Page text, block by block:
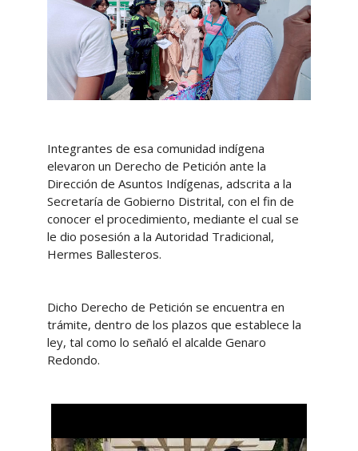
Integrantes de esa comunidad indígena
elevaron un Derecho de Petición ante la
Dirección de Asuntos Indígenas, adscrita a la
Secretaría de Gobierno Distrital, con el fin de
conocer el procedimiento, mediante el cual se
le dio posesión a la Autoridad Tradicional,
Hermes Ballesteros.
Dicho Derecho de Petición se encuentra en
trámite, dentro de los plazos que establece la
ley, tal como lo señaló el alcalde Genaro
Redondo.